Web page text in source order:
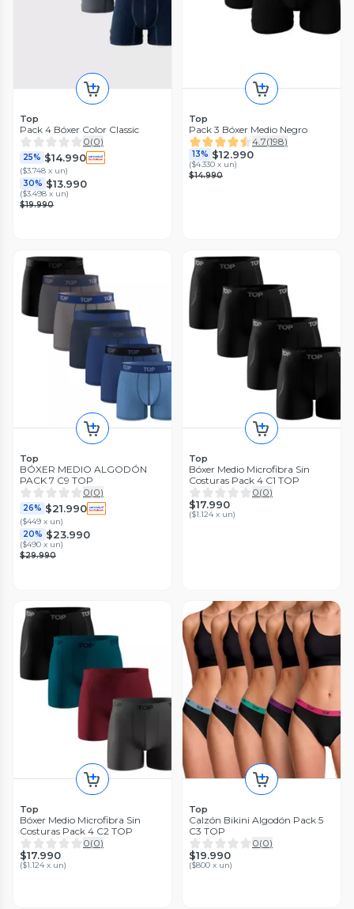
Top
Pack 4 Bóxer Color Classic
0(0)
25% $14.990
($3.748 x un)
30% $13.990
($3.498 x un)
$19.990
Top
Pack 3 Bóxer Medio Negro
4.7(198)
13% $12.990
($4.330 x un)
$14.990
Top
BÓXER MEDIO ALGODÓN
PACK 7 C9 TOP
0(0)
26% $21.990
($449 x un)
20% $23.990
($490 x un)
$29.990
Top
Bóxer Medio Microfibra Sin
Costuras Pack 4 C1 TOP
0(0)
$17.990
($1.124 x un)
Top
Bóxer Medio Microfibra Sin
Costuras Pack 4 C2 TOP
0(0)
$17.990
($1.124 x un)
Top
Calzón Bikini Algodón Pack 5
C3 TOP
0(0)
$19.990
($800 x un)